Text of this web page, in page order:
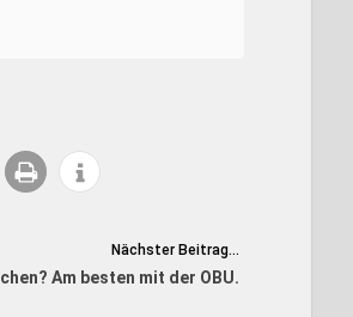
Nächster Beitrag...
Am besten mit der OBU.